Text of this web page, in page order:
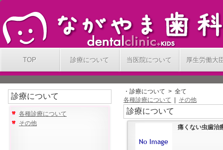
TOP 診療について 当医院について 厚生労働大
・診療について > 全て
各種診療について
その他
診療について
痛くない虫歯治
診療について
各種診療について
その他